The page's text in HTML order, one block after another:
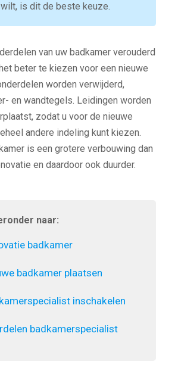
is dit de beste keuze.
van uw badkamer verouderd
beter te kiezen voor een nieuwe
worden verwijderd,
en wandtegels. Leidingen worden
zodat u voor de nieuwe
andere indeling kunt kiezen.
is een grotere verbouwing dan
en daardoor ook duurder.
naar:
badkamer
badkamer plaatsen
inschakelen
badkamerspecialist